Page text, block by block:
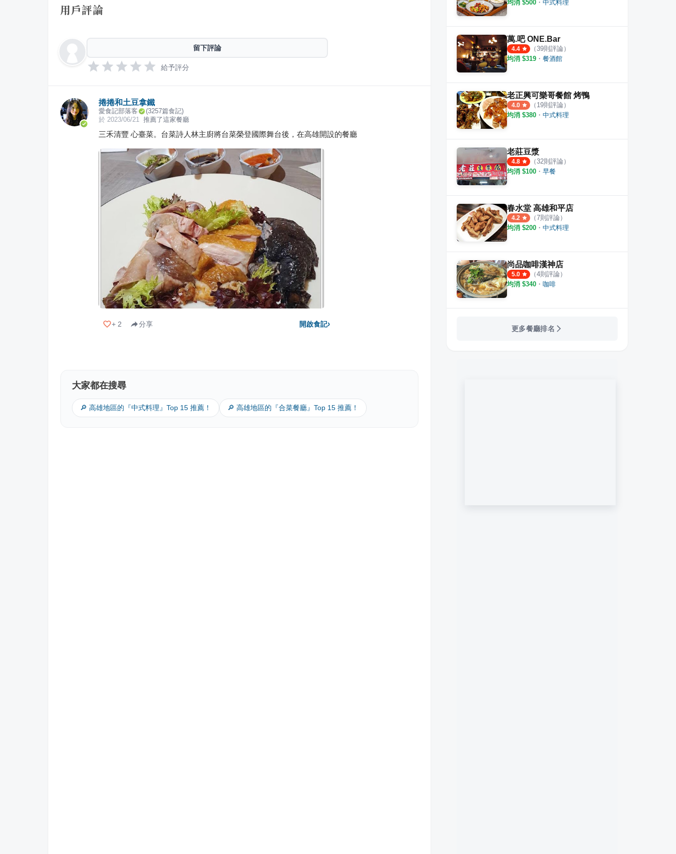
用戶評論
留下評論
給予評分
捲捲和土豆拿鐵
愛食記部落客 (3257篇食記)
於 2023/06/21 推薦了這家餐廳
三禾清豐 心臺菜。台菜詩人林主廚將台菜榮登國際舞台後，在高雄開設的餐廳
+ 2 分享 開啟食記›
大家都在搜尋
🔎 高雄地區的『中式料理』Top 15 推薦！ 🔎 高雄地區的『合菜餐廳』Top 15 推薦！
均消 $500 ・ 中式料理
萬.吧 ONE.Bar
4.4 （39則評論）
均消 $319 ・ 餐酒館
老正興可樂哥餐館 烤鴨
4.0 （ 19則評論）
均消 $380 ・ 中式料理
老莊豆漿
4.8 （32則評論）
均消 $100 ・ 早餐
春水堂 高雄和平店
4.2 （7則評論）
均消 $200 ・ 中式料理
尚品咖啡漢神店
5.0 （4則評論）
均消 $340 ・ 咖啡
更多餐廳排名